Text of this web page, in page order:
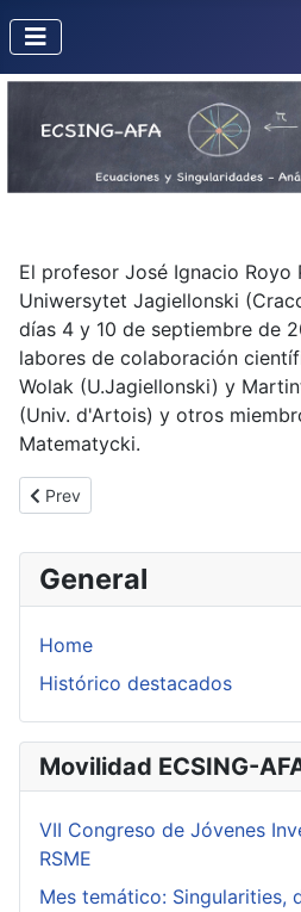
General
Home
Histórico destacados
Movilidad ECSING-
VII Congreso de Jóvenes
RSME
Mes temático: Singularities,
El profesor José Ignacio Royo
Uniwersytet Jagiellonski
días 4 y 10 de septiembre de
labores de colaboración
Wolak (U.Jagiellonski) y
(Univ. d'Artois) y otros
Matematycki.
Previous article: Visita de Jorge
Prev